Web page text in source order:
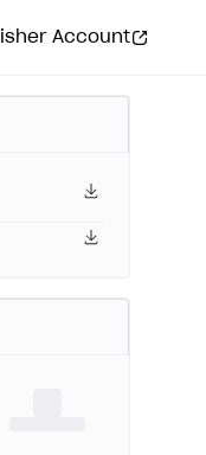
Account